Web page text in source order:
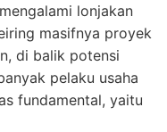
lonjakan
masifnya proyek
di balik potensi
pelaku usaha
fundamental, yaitu